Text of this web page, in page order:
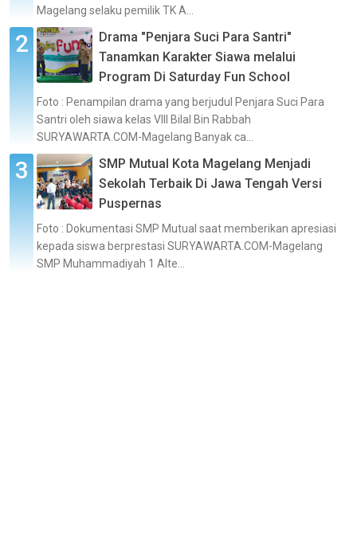
Magelang selaku pemilik TK A...
Drama "Penjara Suci Para Santri"
Tanamkan Karakter Siawa melalui
Program Di Saturday Fun School
Foto : Penampilan drama yang berjudul Penjara Suci Para
Santri oleh siawa kelas VIII Bilal Bin Rabbah
SURYAWARTA.COM-Magelang Banyak ca...
SMP Mutual Kota Magelang Menjadi
Sekolah Terbaik Di Jawa Tengah Versi
Puspernas
Foto : Dokumentasi SMP Mutual saat memberikan apresiasi
kepada siswa berprestasi SURYAWARTA.COM-Magelang
SMP Muhammadiyah 1 Alte...